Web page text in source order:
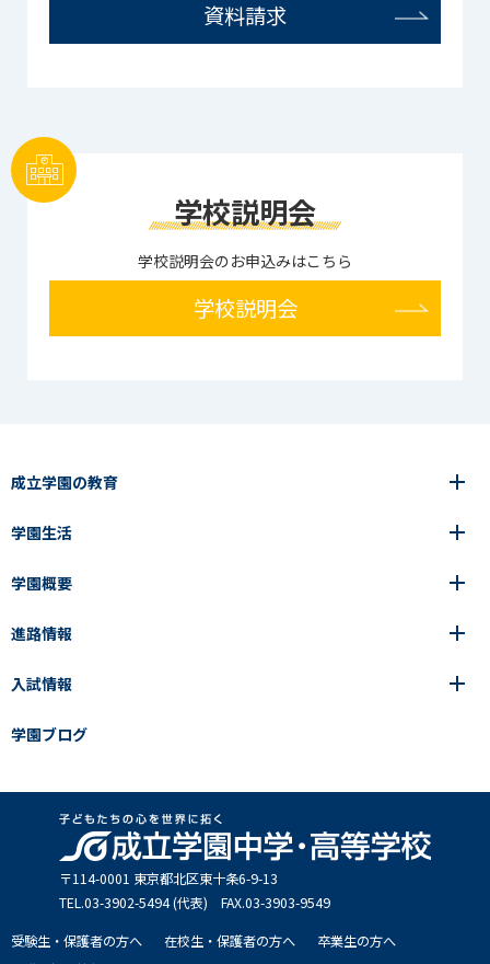
資料請求
学校説明会
学校説明会のお申込みはこちら
学校説明会
成立学園の教育
6年間の一貫教育
中学校
高等学校
成立メソッド
教科指導の特徴
卒業生の声
中学校
成立メソッド
卒業生の声
成立学園ならではの教育
見える学力×見えない学力
学園生活
年間行事
施設紹介
制服
学園ブログ
学園概要
学園の歩み
アクセス
進路情報
進路・進学
入試情報
中学入試Q&A
入試結果
説明会・イベント日程
出願方法・募集要項
学園ブログ
〒114-0001 東京都北区東⼗条6-9-13
TEL.03-3902-5494 (代表) FAX.03-3903-9549
受験生・保護者の方へ
在校生・保護者の方へ
卒業生の方へ